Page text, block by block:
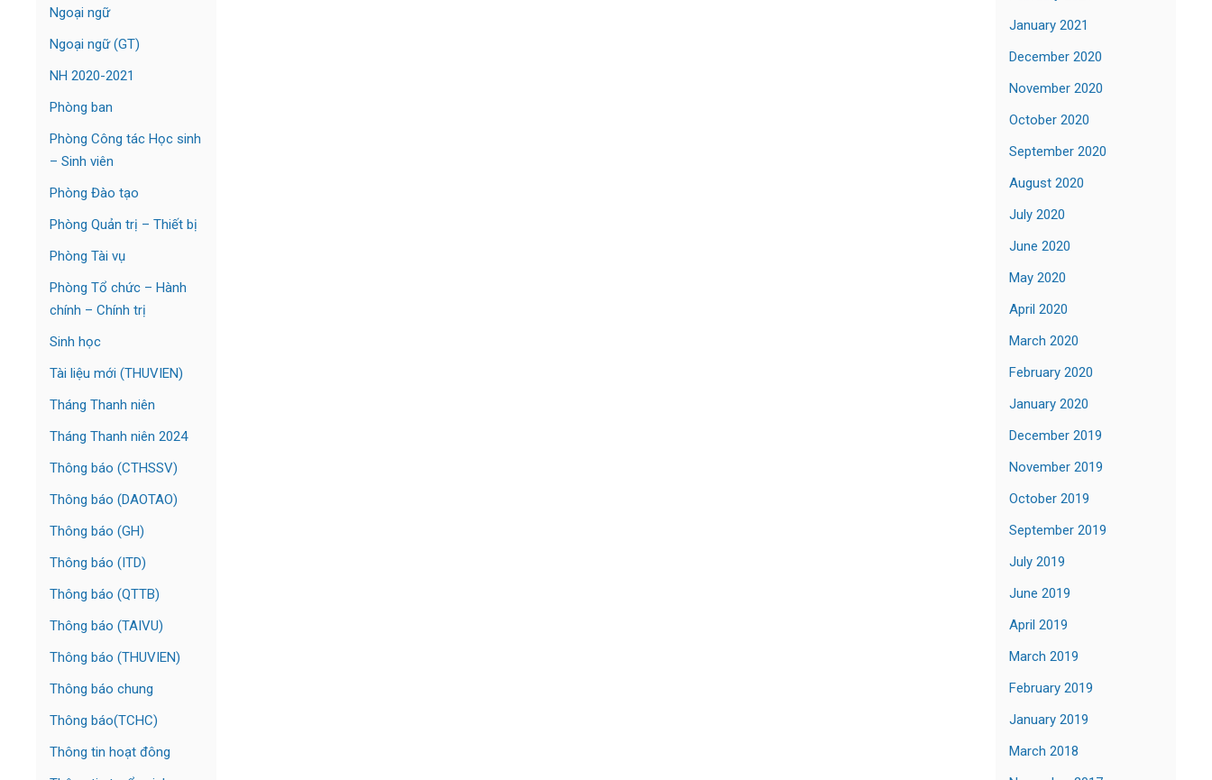
Ngoại ngữ
Ngoại ngữ (GT)
NH 2020-2021
Phòng ban
Phòng Công tác Học sinh
– Sinh viên
Phòng Đào tạo
Phòng Quản trị – Thiết bị
Phòng Tài vụ
Phòng Tổ chức – Hành
chính – Chính trị
Sinh học
Tài liệu mới (THUVIEN)
Tháng Thanh niên
Tháng Thanh niên 2024
Thông báo (CTHSSV)
Thông báo (DAOTAO)
Thông báo (GH)
Thông báo (ITD)
Thông báo (QTTB)
Thông báo (TAIVU)
Thông báo (THUVIEN)
Thông báo chung
Thông báo(TCHC)
Thông tin hoạt đông
January 2021
December 2020
November 2020
October 2020
September 2020
August 2020
July 2020
June 2020
May 2020
April 2020
March 2020
February 2020
January 2020
December 2019
November 2019
October 2019
September 2019
July 2019
June 2019
April 2019
March 2019
February 2019
January 2019
March 2018